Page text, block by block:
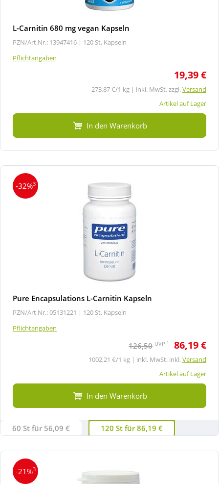
L-Carnitin 680 mg vegan Kapseln
PZN/Art.Nr.: 13947416 | 120 St, Kapseln
Pflichtangaben
19,39 €
273,87 €/1 kg | inkl. MwSt. zzgl.Versand
Artikel auf Lager
In den Warenkorb
-32%3
Pure Encapsulations L-Carnitin Kapseln
PZN/Art.Nr.: 05131221 | 120 St, Kapseln
Pflichtangaben
126,50 UVP 1 86,19 €
1002,21 €/1 kg | inkl. MwSt. inkl.Versand
Artikel auf Lager
In den Warenkorb
60 St für 56,09 € 120 St für 86,19 €
-21%3